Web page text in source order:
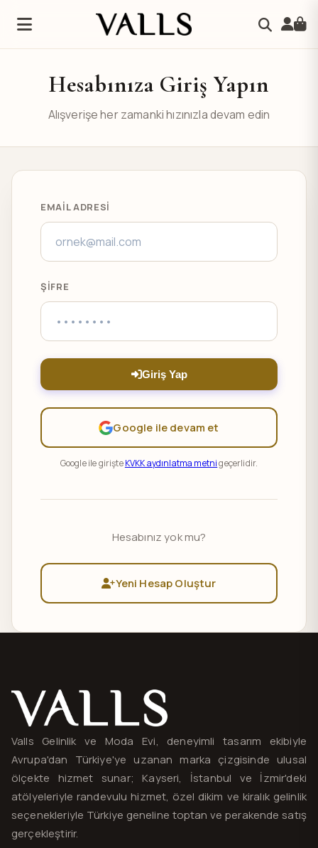
Hesabınıza Giriş Yapın
Alışverişe her zamanki hızınızla devam edin
EMAIL ADRESI
ŞIFRE
Giriş Yap
Google ile devam et
Google ile girişteKVKK aydınlatma metnigeçerlidir.
Hesabınız yok mu?
Yeni Hesap Oluştur
Valls® — site haritası ve iletişim
Valls Gelinlik ve Moda Evi, deneyimli tasarım ekibiyle
Avrupa'dan Türkiye'ye uzanan marka çizgisinde ulusal
ölçekte hizmet sunar; Kayseri, İstanbul ve İzmir'deki
atölyeleriyle randevulu hizmet, özel dikim ve kiralık gelinlik
seçenekleriyle Türkiye geneline toptan ve perakende satış
gerçekleştirir.